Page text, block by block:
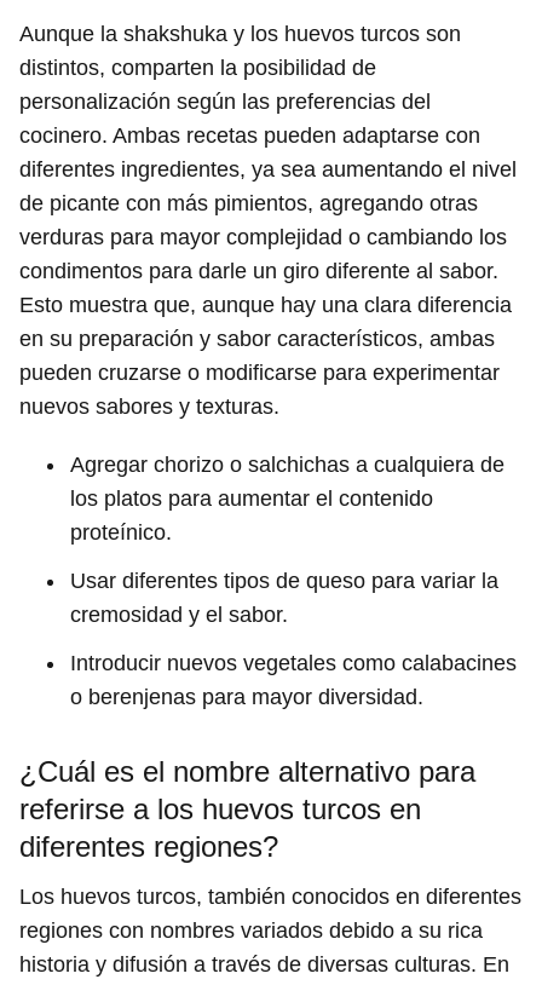
Aunque la shakshuka y los huevos turcos son
distintos, comparten la posibilidad de
personalización según las preferencias del
cocinero. Ambas recetas pueden adaptarse con
diferentes ingredientes, ya sea aumentando el nivel
de picante con más pimientos, agregando otras
verduras para mayor complejidad o cambiando los
condimentos para darle un giro diferente al sabor.
Esto muestra que, aunque hay una clara diferencia
en su preparación y sabor característicos, ambas
pueden cruzarse o modificarse para experimentar
nuevos sabores y texturas.
Agregar chorizo o salchichas a cualquiera de
los platos para aumentar el contenido
proteínico.
Usar diferentes tipos de queso para variar la
cremosidad y el sabor.
Introducir nuevos vegetales como calabacines
o berenjenas para mayor diversidad.
¿Cuál es el nombre alternativo para
referirse a los huevos turcos en
diferentes regiones?
Los huevos turcos, también conocidos en diferentes
regiones con nombres variados debido a su rica
historia y difusión a través de diversas culturas. En